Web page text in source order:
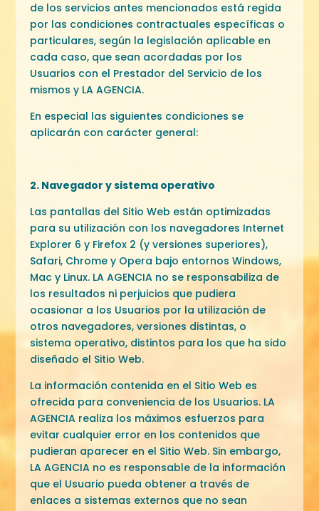
de los servicios antes mencionados está regida
por las condiciones contractuales específicas o
particulares, según la legislación aplicable en
cada caso, que sean acordadas por los
Usuarios con el Prestador del Servicio de los
mismos y LA AGENCIA.
En especial las siguientes condiciones se
aplicarán con carácter general:
2. Navegador y sistema operativo
Las pantallas del Sitio Web están optimizadas
para su utilización con los navegadores Internet
Explorer 6 y Firefox 2 (y versiones superiores),
Safari, Chrome y Opera bajo entornos Windows,
Mac y Linux. LA AGENCIA no se responsabiliza de
los resultados ni perjuicios que pudiera
ocasionar a los Usuarios por la utilización de
otros navegadores, versiones distintas, o
sistema operativo, distintos para los que ha sido
diseñado el Sitio Web.
La información contenida en el Sitio Web es
ofrecida para conveniencia de los Usuarios. LA
AGENCIA realiza los máximos esfuerzos para
evitar cualquier error en los contenidos que
pudieran aparecer en el Sitio Web. Sin embargo,
LA AGENCIA no es responsable de la información
que el Usuario pueda obtener a través de
enlaces a sistemas externos que no sean